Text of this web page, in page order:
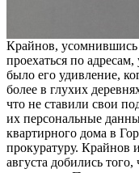
Крайнов, усомнившись
проехаться по
было его удивление,
более в глухих
что не ставили свои
их персональные
квартирного дома в
прокуратуру. Крайнов
августа добились